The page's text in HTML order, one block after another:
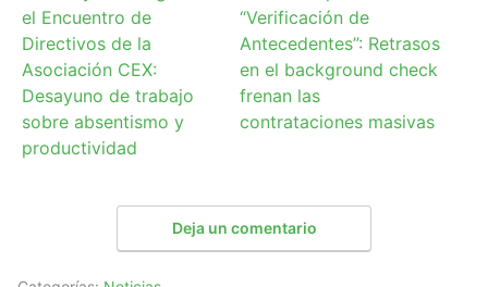
el Encuentro de
Directivos de la
Asociación CEX:
Desayuno de trabajo
sobre absentismo y
productividad
“Verificación de
Antecedentes”: Retrasos
en el background check
frenan las
contrataciones masivas
Deja un comentario